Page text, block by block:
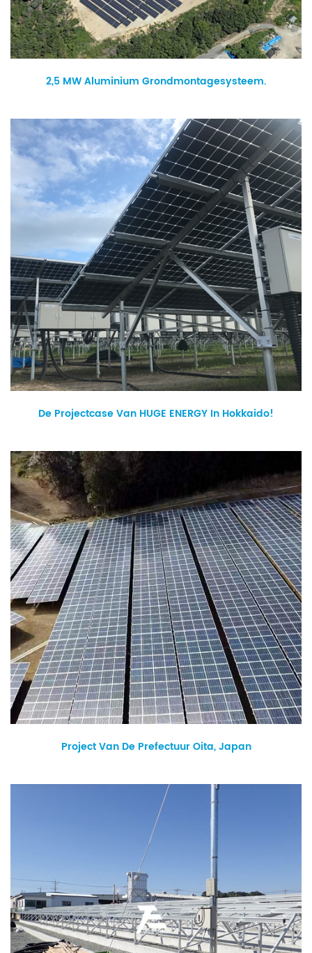
2,5 MW Aluminium Grondmontagesysteem.
De Projectcase Van HUGE ENERGY In Hokkaido!
Project Van De Prefectuur Oita, Japan